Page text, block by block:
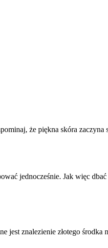
że piękna skóra
jednocześnie. Jak więc
jest znalezienie złotego